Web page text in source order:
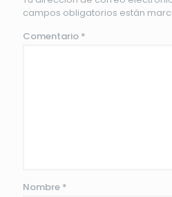
campos obligatorios están
Comentario *
Nombre *